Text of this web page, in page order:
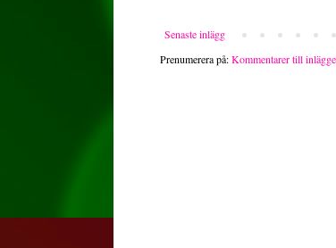
Senaste inlägg
Prenumerera på:Kommentarer till